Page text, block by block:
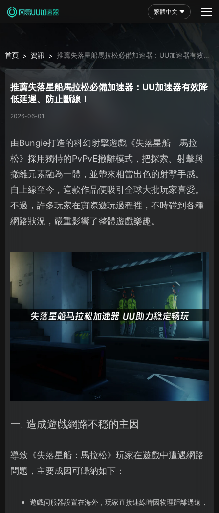
繁體中文
首頁 > 資訊 > 推薦失落星船馬拉松必備加速器：UU加速器有效降
低延遲、防止斷線！
推薦失落星船馬拉松必備加速器：UU加速器有效降
低延遲、防止斷線！
2026-06-01
由Bungie打造的科幻射擊遊戲《失落星船：馬拉
松》採用獨特的PvPvE撤離模式，把探索、射擊與
撤離元素融為一體，並帶來相當出色的射擊手感。
自上線至今，這款作品便吸引全球大批玩家喜愛。
不過，許多玩家在實際遊玩過程裡，不時碰到各種
網路狀況，嚴重影響了整體遊戲樂趣。
一. 造成遊戲網路不穩的主因
導致《失落星船：馬拉松》玩家在遊戲中遭遇網路
問題，主要成因可歸納如下：
遊戲伺服器設置在海外，玩家直接連線時因物理距離過遠，